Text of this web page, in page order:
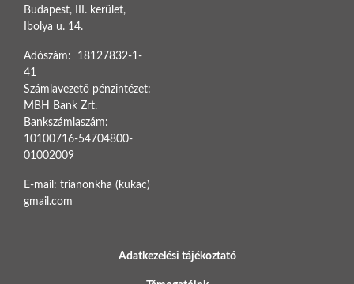
Budapest, III. kerület,
Ibolya u. 14.
Adószám: 18127832-1-
41
Számlavezető pénzintézet:
MBH Bank Zrt.
Bankszámlaszám:
10100716-54704800-
01002009
E-mail: trianonkha (kukac)
gmail.com
BOTTOM FOOTER MENU
Adatkezelési tájékoztató